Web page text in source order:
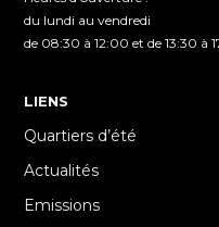
du lundi au vendredi
de 08:30 à 12:00 et de 13:30 à
LIENS
Quartiers d’été
Actualités
Emissions